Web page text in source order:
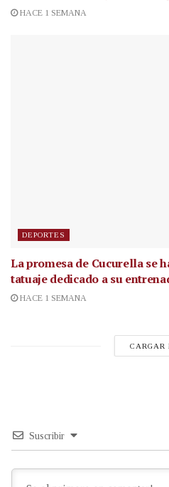
HACE 1 SEMANA
DEPORTES
La promesa de Cucurella se
tatuaje dedicado a su
HACE 1 SEMANA
CARGAR
Suscribir